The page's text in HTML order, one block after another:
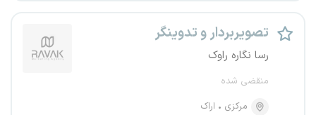
تصویربردار و تدوینگر
رسا نگاره راوک
منقضی شده
مرکزی
اراک